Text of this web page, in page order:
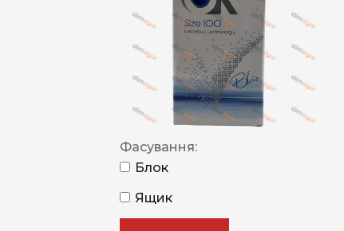
Фасування:
Блок
Ящик